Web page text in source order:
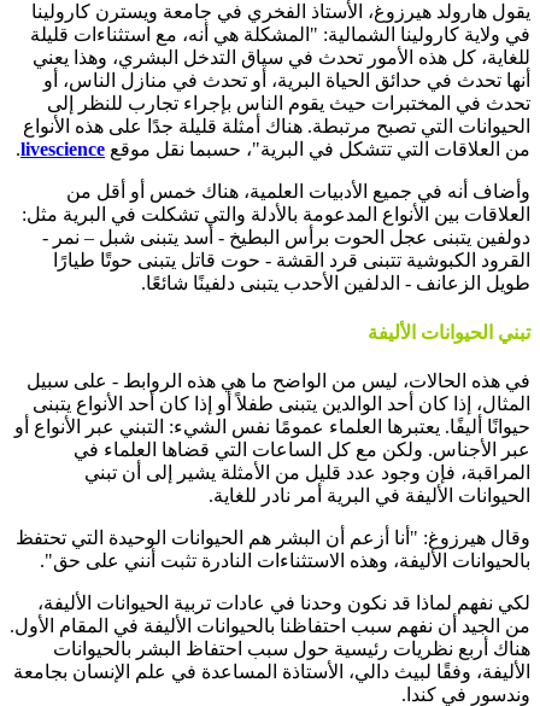
يقول هارولد هيرزوغ، الأستاذ الفخري في جامعة ويسترن كارولينا
في ولاية كارولينا الشمالية: "المشكلة هي أنه، مع استثناءات قليلة
للغاية، كل هذه الأمور تحدث في سياق التدخل البشري، وهذا يعني
أنها تحدث في حدائق الحياة البرية، أو تحدث في منازل الناس، أو
تحدث في المختبرات حيث يقوم الناس بإجراء تجارب للنظر إلى
الحيوانات التي تصبح مرتبطة. هناك أمثلة قليلة جدًا على هذه الأنواع
من العلاقات التي تتشكل في البرية"، حسبما نقل موقع livescience
.
وأضاف أنه في جميع الأدبيات العلمية، هناك خمس أو أقل من
العلاقات بين الأنواع المدعومة بالأدلة والتي تشكلت في البرية مثل:
دولفين يتبنى عجل الحوت برأس البطيخ - أسد يتبنى شبل – نمر -
القرود الكبوشية تتبنى قرد القشة - حوت قاتل يتبنى حوتًا طيارًا
طويل الزعانف - الدلفين الأحدب يتبنى دلفينًا شائعًا.
تبني الحيوانات الأليفة
في هذه الحالات، ليس من الواضح ما هي هذه الروابط - على سبيل
المثال، إذا كان أحد الوالدين يتبنى طفلاً أو إذا كان أحد الأنواع يتبنى
حيوانًا أليفًا. يعتبرها العلماء عمومًا نفس الشيء: التبني عبر الأنواع أو
عبر الأجناس. ولكن مع كل الساعات التي قضاها العلماء في
المراقبة، فإن وجود عدد قليل من الأمثلة يشير إلى أن تبني
الحيوانات الأليفة في البرية أمر نادر للغاية.
وقال هيرزوغ: "أنا أزعم أن البشر هم الحيوانات الوحيدة التي تحتفظ
بالحيوانات الأليفة، وهذه الاستثناءات النادرة تثبت أنني على حق".
لكي نفهم لماذا قد نكون وحدنا في عادات تربية الحيوانات الأليفة،
من الجيد أن نفهم سبب احتفاظنا بالحيوانات الأليفة في المقام الأول.
هناك أربع نظريات رئيسية حول سبب احتفاظ البشر بالحيوانات
الأليفة، وفقًا لبيث دالي، الأستاذة المساعدة في علم الإنسان بجامعة
وندسور في كندا.